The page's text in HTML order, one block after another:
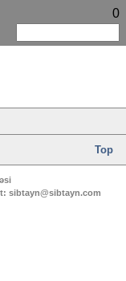
0
Top
sibtayn@sibtayn.com